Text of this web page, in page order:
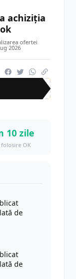
achiziția
ofertei
2026
10 zile
OK
de
de